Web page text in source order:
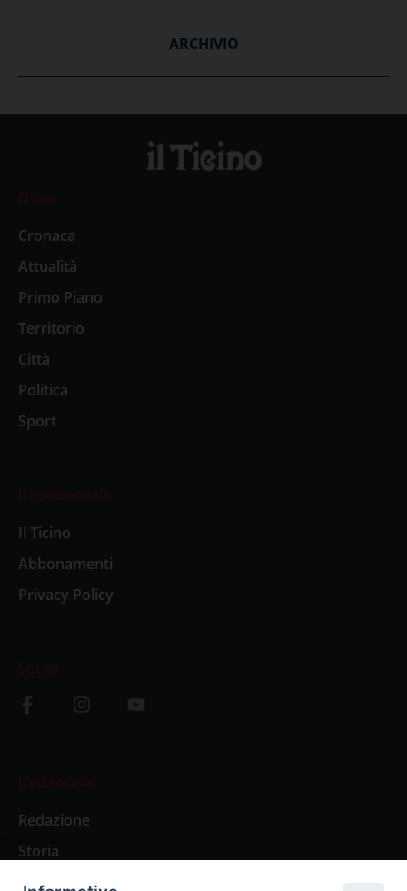
ARCHIVIO
News
Cronaca
Attualità
Primo Piano
Territorio
Città
Politica
Sport
Il settimanale
Il Ticino
Abbonamenti
Privacy Policy
Social
L’editoriale
Redazione
Storia